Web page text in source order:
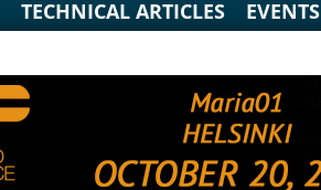
TECHNICAL ARTICLES EVENTS